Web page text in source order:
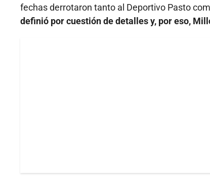
fechas derrotaron tanto al Deportivo Pasto
definió por cuestión de detalles y, por eso,